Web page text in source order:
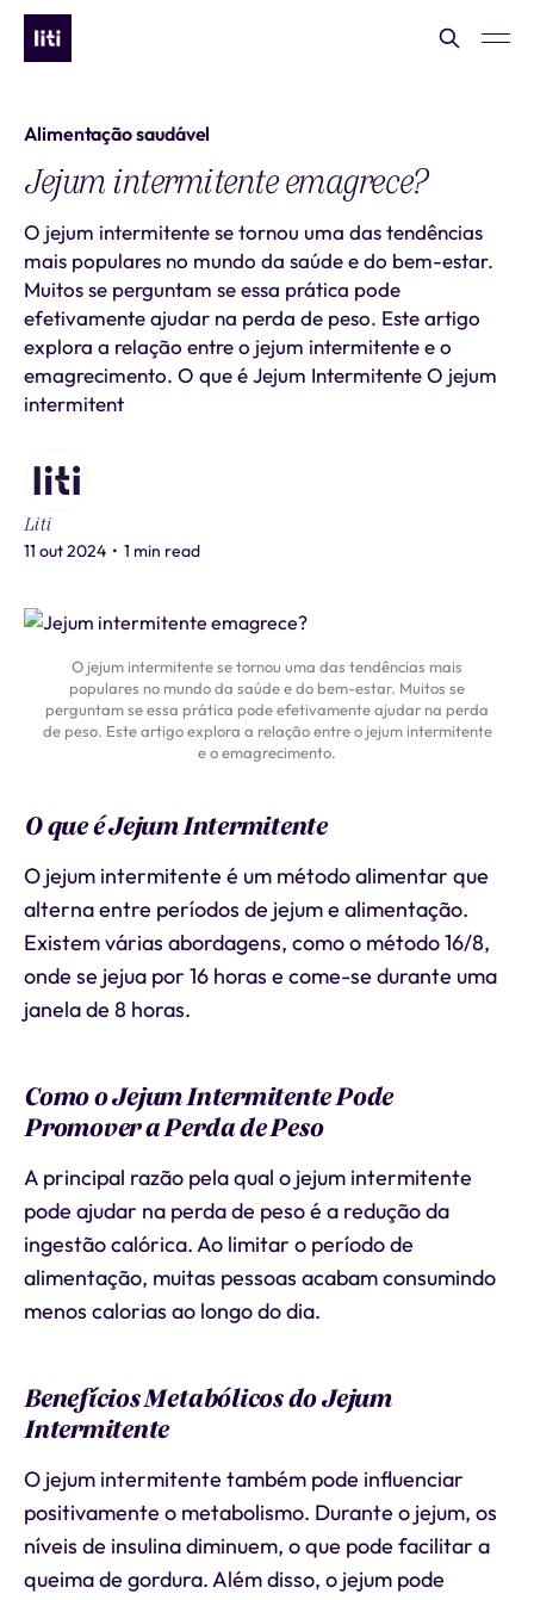
Alimentação saudável
Jejum intermitente emagrece?
O jejum intermitente se tornou uma das tendências
mais populares no mundo da saúde e do bem-estar.
Muitos se perguntam se essa prática pode
efetivamente ajudar na perda de peso. Este artigo
explora a relação entre o jejum intermitente e o
emagrecimento. O que é Jejum Intermitente O jejum
intermitent
Liti
11 out 2024 • 1 min read
O jejum intermitente se tornou uma das tendências mais
populares no mundo da saúde e do bem-estar. Muitos se
perguntam se essa prática pode efetivamente ajudar na perda
de peso. Este artigo explora a relação entre o jejum intermitente
e o emagrecimento.
O que é Jejum Intermitente
O jejum intermitente é um método alimentar que
alterna entre períodos de jejum e alimentação.
Existem várias abordagens, como o método 16/8,
onde se jejua por 16 horas e come-se durante uma
janela de 8 horas.
Como o Jejum Intermitente Pode
Promover a Perda de Peso
A principal razão pela qual o jejum intermitente
pode ajudar na perda de peso é a redução da
ingestão calórica. Ao limitar o período de
alimentação, muitas pessoas acabam consumindo
menos calorias ao longo do dia.
Benefícios Metabólicos do Jejum
Intermitente
O jejum intermitente também pode influenciar
positivamente o metabolismo. Durante o jejum, os
níveis de insulina diminuem, o que pode facilitar a
queima de gordura. Além disso, o jejum pode